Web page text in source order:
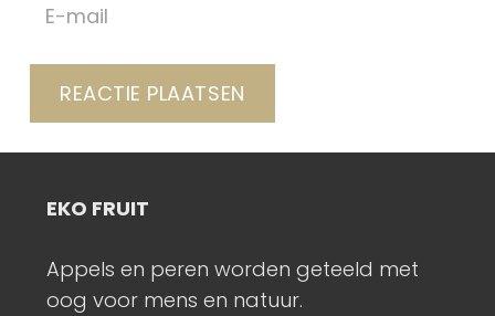
REACTIE PLAATSEN
EKO FRUIT
Appels en peren worden geteeld met
oog voor mens en natuur.